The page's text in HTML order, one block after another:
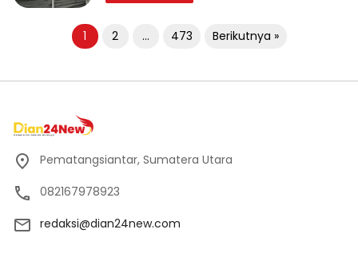
Paginasi1 2 … 473 Berikutnya »
Pematangsiantar, Sumatera Utara
082167978923
redaksi@dian24new.com